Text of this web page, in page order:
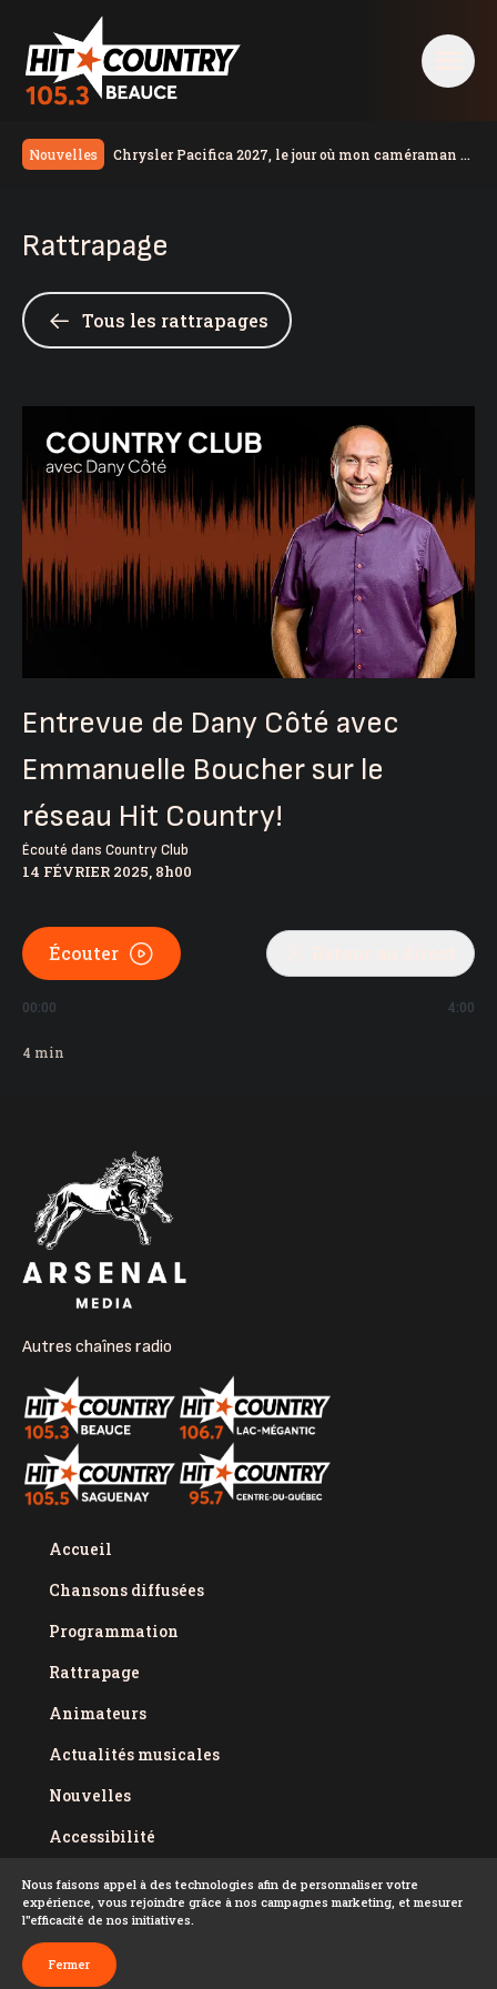
Nouvelles
Chrysler Pacifica 2027, le jour où mon caméraman a
Le taux de chômage recule à 6,4% en juillet au
meilleurs chiffres au pays
toxiques
Un homme de Lévis s’en prend aux policiers, à la
DPJ et à du personnel judiciaire
Deux blessés légers dans une collision à Saint-
Réservoir d’eau de Frampton | La réparation
PSPP critique les dépenses de Christine Fréchette;
Duhaime dévoile son slogan
Rattrapage
Tous les rattrapages
Entrevue de Dany Côté avec
Emmanuelle Boucher sur le
réseau Hit Country!
Écouté dans Country Club
14 FÉVRIER 2025, 8h00
Écouter
00:00 4:00
4 min
Autres chaînes radio
Accueil
Chansons diffusées
Programmation
Rattrapage
Animateurs
Actualités musicales
Nouvelles
Accessibilité
Politique de confidentialité
Conditions d'utilisation
FAQ
Nous faisons appel à des technologies afin de personnaliser votre
expérience, vous rejoindre grâce à nos campagnes marketing, et mesurer
l''efficacité de nos initiatives.
Fermer